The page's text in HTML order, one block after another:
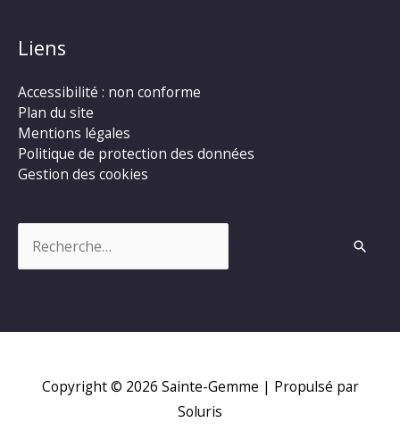
Liens
Accessibilité : non conforme
Plan du site
Mentions légales
Politique de protection des données
Gestion des cookies
Copyright © 2026 Sainte-Gemme | Propulsé par
Soluris